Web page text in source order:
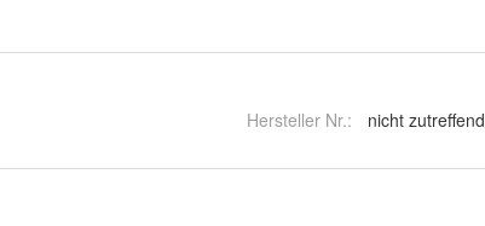
Hersteller Nr.: nicht zutreffend